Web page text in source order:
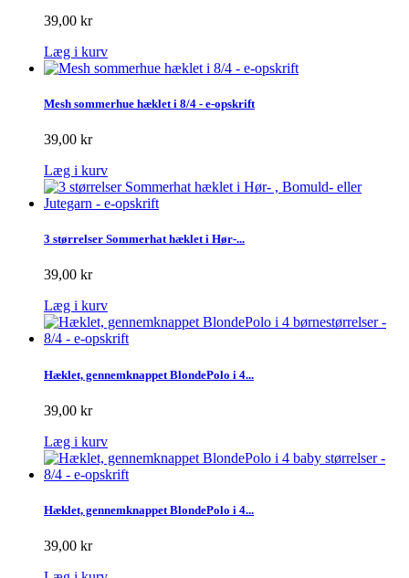
39,00 kr
Læg i kurv
Mesh sommerhue hæklet i 8/4 - e-opskrift
39,00 kr
Læg i kurv
3 størrelser Sommerhat hæklet i Hør-...
39,00 kr
Læg i kurv
Hæklet, gennemknappet BlondePolo i 4...
39,00 kr
Læg i kurv
Hæklet, gennemknappet BlondePolo i 4...
39,00 kr